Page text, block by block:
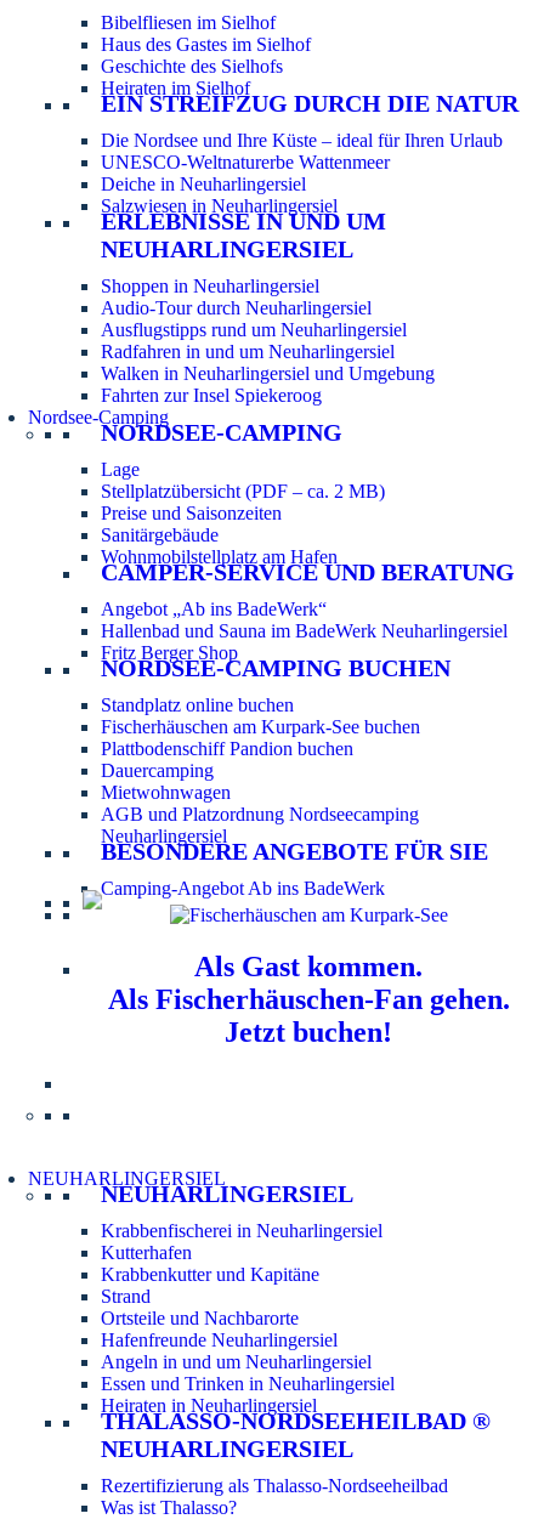
Bibelfliesen im Sielhof
Haus des Gastes im Sielhof
Geschichte des Sielhofs
Heiraten im Sielhof
EIN STREIFZUG DURCH DIE NATUR
Die Nordsee und Ihre Küste – ideal für Ihren Urlaub
UNESCO-Weltnaturerbe Wattenmeer
Deiche in Neuharlingersiel
Salzwiesen in Neuharlingersiel
ERLEBNISSE IN UND UM
NEUHARLINGERSIEL
Shoppen in Neuharlingersiel
Audio-Tour durch Neuharlingersiel
Ausflugstipps rund um Neuharlingersiel
Radfahren in und um Neuharlingersiel
Walken in Neuharlingersiel und Umgebung
Fahrten zur Insel Spiekeroog
Nordsee-Camping
NORDSEE-CAMPING
Lage
Stellplatzübersicht (PDF – ca. 2 MB)
Preise und Saisonzeiten
Sanitärgebäude
Wohnmobilstellplatz am Hafen
CAMPER-SERVICE UND BERATUNG
Angebot „Ab ins BadeWerk“
Hallenbad und Sauna im BadeWerk Neuharlingersiel
Fritz Berger Shop
NORDSEE-CAMPING BUCHEN
Standplatz online buchen
Fischerhäuschen am Kurpark-See buchen
Plattbodenschiff Pandion buchen
Dauercamping
Mietwohnwagen
AGB und Platzordnung Nordseecamping
Neuharlingersiel
BESONDERE ANGEBOTE FÜR SIE
Camping-Angebot Ab ins BadeWerk
Als Gast kommen.
Als Fischerhäuschen-Fan gehen.
Jetzt buchen!
NEUHARLINGERSIEL
NEUHARLINGERSIEL
Krabbenfischerei in Neuharlingersiel
Kutterhafen
Krabbenkutter und Kapitäne
Strand
Ortsteile und Nachbarorte
Hafenfreunde Neuharlingersiel
Angeln in und um Neuharlingersiel
Essen und Trinken in Neuharlingersiel
Heiraten in Neuharlingersiel
THALASSO-NORDSEEHEILBAD ®
NEUHARLINGERSIEL
Rezertifizierung als Thalasso-Nordseeheilbad
Was ist Thalasso?